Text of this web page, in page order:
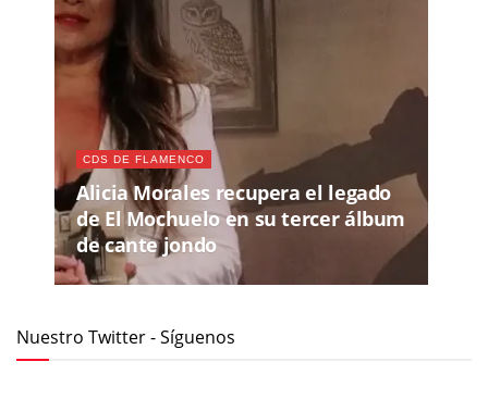
CDS DE FLAMENCO
Alicia Morales recupera el legado
de El Mochuelo en su tercer álbum
de cante jondo
Nuestro Twitter - Síguenos